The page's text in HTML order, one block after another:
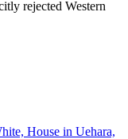
rejected Western